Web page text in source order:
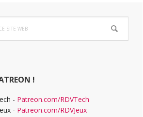
!
- Patreon.com/RDVTech
- Patreon.com/RDVJeux